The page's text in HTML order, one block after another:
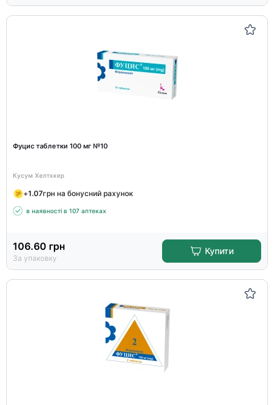
Фуцис таблетки 100 мг №10
Кусум Хелтхкер
+1.07грн на бонусний рахунок
в наявності в 107 аптеках
106.60 грн
За упаковку
Купити